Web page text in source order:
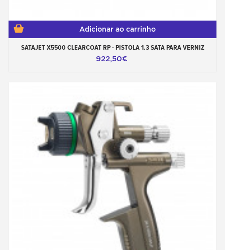
Adicionar ao carrinho
SATAJET X5500 CLEARCOAT RP - PISTOLA 1.3 SATA PARA VERNIZ
922,50€